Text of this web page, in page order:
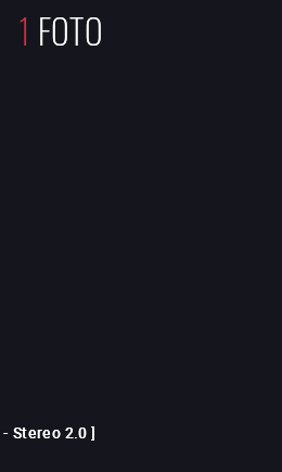
1 FOTO
- Stereo 2.0 ]